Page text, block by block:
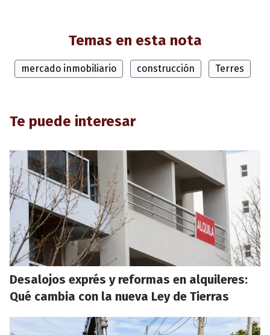
Temas en esta nota
mercado inmobiliario construcción Terres
Te puede interesar
Desalojos exprés y reformas en alquileres:
Qué cambia con la nueva Ley de Tierras